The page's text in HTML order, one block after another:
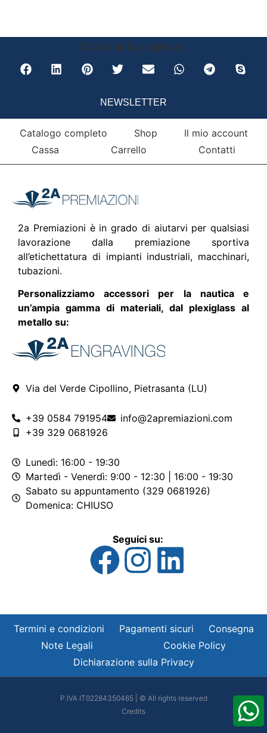
Condividi la pagina su:
NEWSLETTER
Catalogo completo Shop
Il mio account
Cassa
Carrello Contatti
2a Premiazioni è in grado di aiutarvi per qualsiasi
lavorazione dalla premiazione sportiva
all’etichettatura di impianti industriali, macchinari,
tubazioni.
Personalizziamo accessori per la nautica e
un’ampia gamma di materiali, dal plexiglass al
metallo su:
Via del Verde Cipollino, Pietrasanta (LU)
+39 0584 791954
info@2apremiazioni.com
+39 329 0681926
Lunedì: 16:00 - 19:30
Martedì - Venerdì: 9:00 - 12:30 | 16:00 - 19:30
Sabato su appuntamento (329 0681926)
Domenica: CHIUSO
Seguici su:
Termini e condizioni Pagamenti sicuri
Consegna
Note Legali
Cookie Policy
Dichiarazione sulla Privacy
P.IVA IT02284350465 | © All rights reserved
Credits